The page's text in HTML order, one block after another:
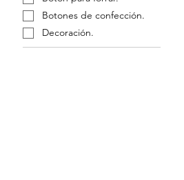
Botones de confección.
Decoración.